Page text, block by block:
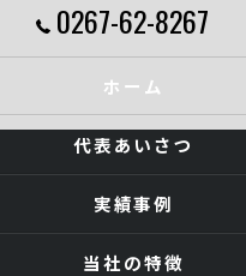
0267-62-8267
ホーム
代表あいさつ
実績事例
当社の特徴